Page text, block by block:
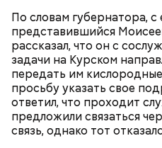
По словам губернатора,
представившийся
рассказал, что он с
задачи на Курском
передать им
просьбу указать свое
ответил, что проходит
предложили связаться
связь, однако тот
Ранние плоды, по словам
рака: